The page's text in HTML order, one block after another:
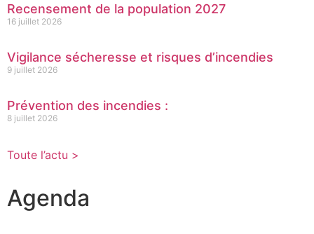
Recensement de la population 2027
16 juillet 2026
Vigilance sécheresse et risques d’incendies
9 juillet 2026
Prévention des incendies :
8 juillet 2026
Toute l’actu >
Agenda